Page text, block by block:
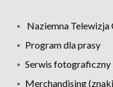
Naziemna
Program dla prasy
Serwis fotograficzny
Merchandising